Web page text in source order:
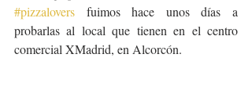
#pizzalovers fuimos hace unos días a
probarlas al local que tienen en el centro
comercial XMadrid, en Alcorcón.